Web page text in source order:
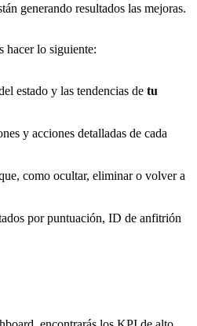
generando resultados las mejoras.
hacer lo siguiente:
estado y las tendencias de tu
y acciones detalladas de cada
como ocultar, eliminar o volver a
por puntuación, ID de anfitrión